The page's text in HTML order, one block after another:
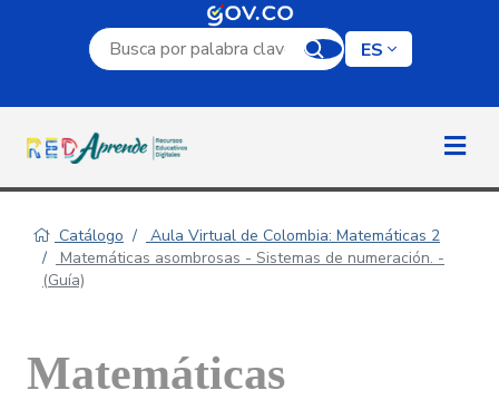
Campo de búsqueda por palabra clave
ES
Catálogo
Aula Virtual de Colombia: Matemáticas 2
Matemáticas asombrosas - Sistemas de numeración. -
(Guía)
Matemáticas